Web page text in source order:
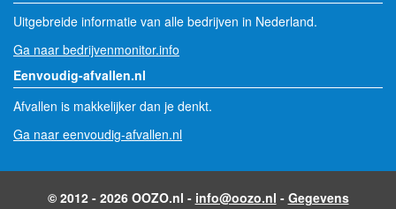
Uitgebreide informatie van alle bedrijven in Nederland.
Ga naar bedrijvenmonitor.info
Eenvoudig-afvallen.nl
Afvallen is makkelijker dan je denkt.
Ga naar eenvoudig-afvallen.nl
© 2012 - 2026 OOZO.nl - info@oozo.nl - Gegevens